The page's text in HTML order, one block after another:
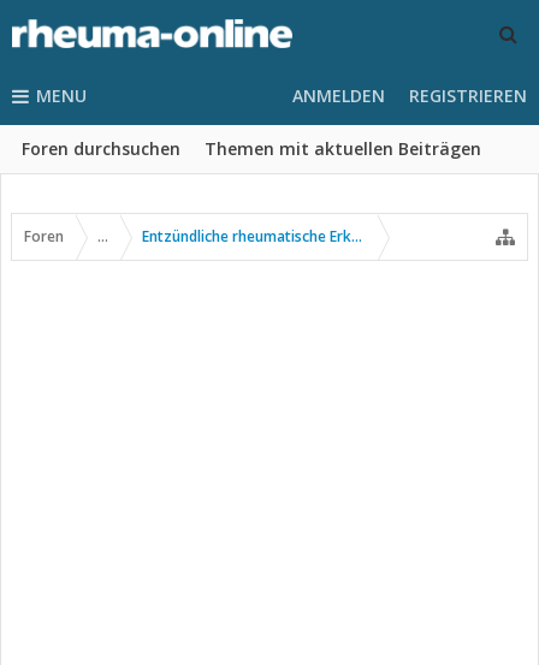
MENU
Foren durchsuchen Themen mit aktuellen Beiträgen
ANMELDEN REGISTRIEREN
Foren ... Entzündliche rheumatische Erkrankungen